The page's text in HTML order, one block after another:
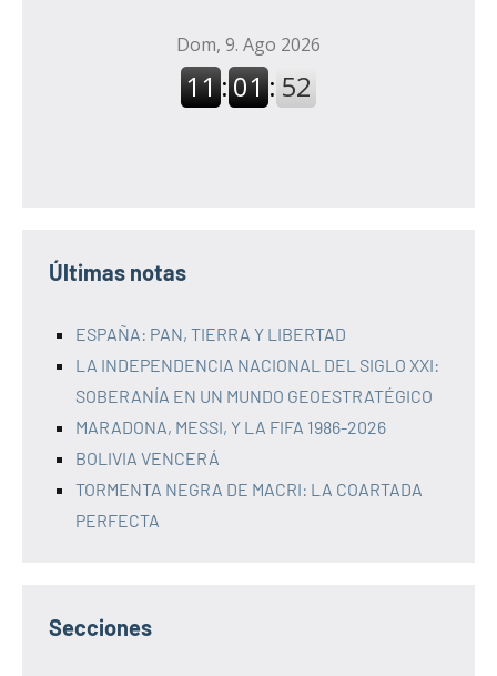
Últimas notas
ESPAÑA: PAN, TIERRA Y LIBERTAD
LA INDEPENDENCIA NACIONAL DEL SIGLO XXI:
SOBERANÍA EN UN MUNDO GEOESTRATÉGICO
MARADONA, MESSI, Y LA FIFA 1986-2026
BOLIVIA VENCERÁ
TORMENTA NEGRA DE MACRI: LA COARTADA
PERFECTA
Secciones